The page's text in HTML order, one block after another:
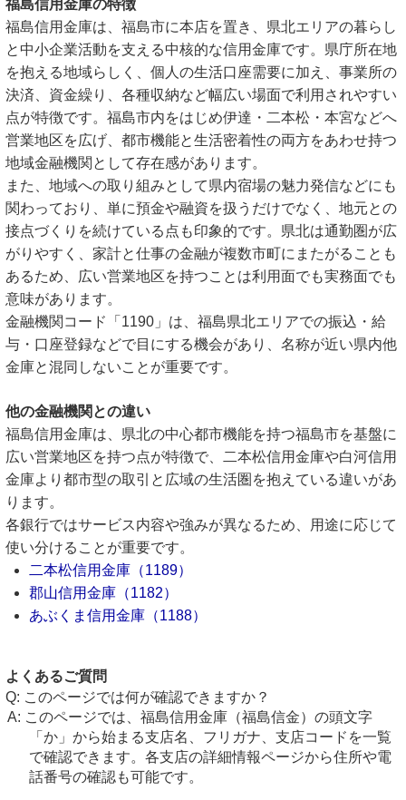
福島信用金庫の特徴
福島信用金庫は、福島市に本店を置き、県北エリアの暮らし
と中小企業活動を支える中核的な信用金庫です。県庁所在地
を抱える地域らしく、個人の生活口座需要に加え、事業所の
決済、資金繰り、各種収納など幅広い場面で利用されやすい
点が特徴です。福島市内をはじめ伊達・二本松・本宮などへ
営業地区を広げ、都市機能と生活密着性の両方をあわせ持つ
地域金融機関として存在感があります。
また、地域への取り組みとして県内宿場の魅力発信などにも
関わっており、単に預金や融資を扱うだけでなく、地元との
接点づくりを続けている点も印象的です。県北は通勤圏が広
がりやすく、家計と仕事の金融が複数市町にまたがることも
あるため、広い営業地区を持つことは利用面でも実務面でも
意味があります。
金融機関コード「1190」は、福島県北エリアでの振込・給
与・口座登録などで目にする機会があり、名称が近い県内他
金庫と混同しないことが重要です。
他の金融機関との違い
福島信用金庫は、県北の中心都市機能を持つ福島市を基盤に
広い営業地区を持つ点が特徴で、二本松信用金庫や白河信用
金庫より都市型の取引と広域の生活圏を抱えている違いがあ
ります。
各銀行ではサービス内容や強みが異なるため、用途に応じて
使い分けることが重要です。
二本松信用金庫（1189）
郡山信用金庫（1182）
あぶくま信用金庫（1188）
よくあるご質問
このページでは何が確認できますか？
このページでは、福島信用金庫（福島信金）の頭文字
「か」から始まる支店名、フリガナ、支店コードを一覧
で確認できます。各支店の詳細情報ページから住所や電
話番号の確認も可能です。